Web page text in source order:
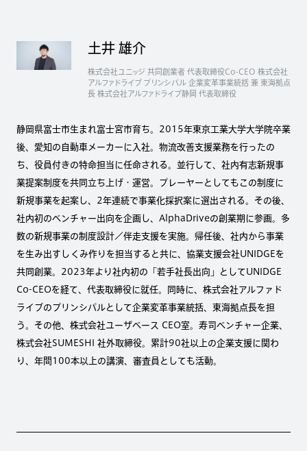
土井 雄介
株式会社ユニッジ 共同創業者 代表取締役Co-CEO 株式会社
アルファドライブ プリンシパル 企業変革事業統括 兼 東海拠点
長 株式会社アルファドライブ静岡 代表取締役
静岡県富士市生まれ富士宮市育ち。2015年東京工業大学大学院卒業
後、愛知の自動車メーカーに入社。物流改善支援業務を行ったの
ち、役員付きの特命担当に任命される。並行して、社内有志新規事
業提案制度を共同立ち上げ・運営。プレーヤーとしてもこの制度に
新規事業を起案し、2年連続で事業化採択案に選出される。その後、
社内初のベンチャー出向を企画し、AlphaDriveの創業期に参画。多
数の新規事業の制度設計／伴走支援を実施。帰任後、社内から事業
を生み出すしくみ作りを担当すると共に、協業支援会社UNIDGEを
共同創業。2023年より社内初の「若手社長出向」としてUNIDGE
Co-CEOを経て、代表取締役に就任。同時に、株式会社アルファド
ライブのプリンシパルとして企業変革事業統括、東海拠点長を担
う。その他、株式会社ユーザベース CEO室。寿司ベンチャー企業、
株式会社SUMESHI 社外取締役。累計90社以上の企業支援に関わ
り、年間100本以上の講演、審査員としても活動。